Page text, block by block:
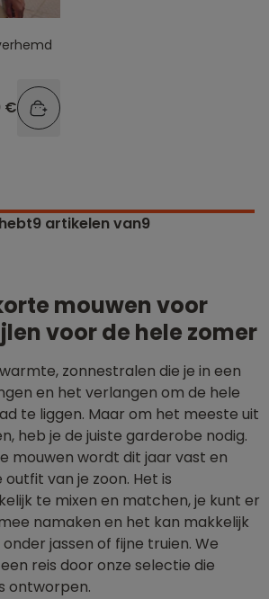
€
9 artikelen van9
mouwen voor
voor de hele zomer
zonnestralen die je in een
en het verlangen om de hele
te liggen. Maar om het meeste uit
heb je de juiste garderobe nodig.
mouwen wordt dit jaar vast en
van je zoon. Het is
te mixen en matchen, je kunt er
namaken en het kan makkelijk
jassen of fijne truien. We
reis door onze selectie die
ontworpen.